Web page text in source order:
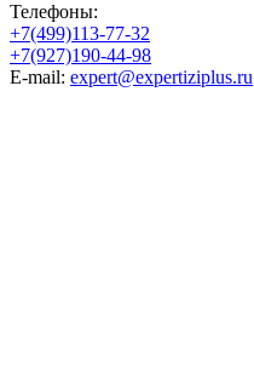
Телефоны:
+7(499)113-77-32
+7(927)190-44-98
E-mail: expert@expertiziplus.ru